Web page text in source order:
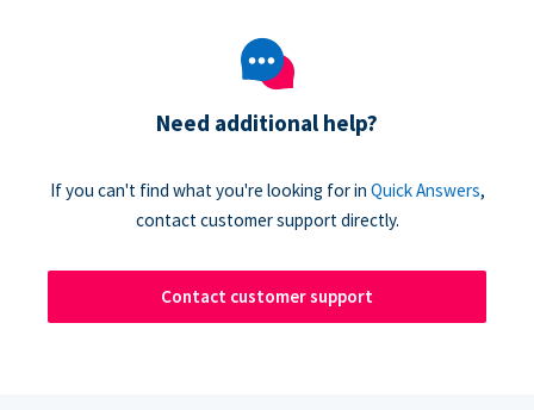
Need additional help?
If you can't find what you're looking for in Quick Answers,
contact customer support directly.
Contact customer support